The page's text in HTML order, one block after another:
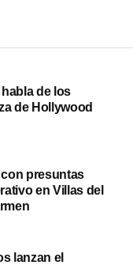
de los
de Hollywood
presuntas
en Villas del
lanzan el